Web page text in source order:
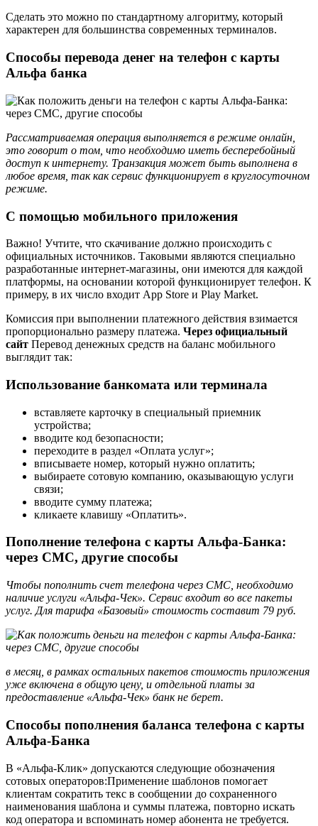
Сделать это можно по стандартному алгоритму, который
характерен для большинства современных терминалов.
Способы перевода денег на телефон с карты
Альфа банка
Рассматриваемая операция выполняется в режиме онлайн,
это говорит о том, что необходимо иметь бесперебойный
доступ к интернету. Транзакция может быть выполнена в
любое время, так как сервис функционирует в круглосуточном
режиме.
С помощью мобильного приложения
Важно! Учтите, что скачивание должно происходить с
официальных источников. Таковыми являются специально
разработанные интернет-магазины, они имеются для каждой
платформы, на основании которой функционирует телефон. К
примеру, в их число входит App Store и Play Market.
Комиссия при выполнении платежного действия взимается
пропорционально размеру платежа. Через официальный
сайт Перевод денежных средств на баланс мобильного
выглядит так:
Использование банкомата или терминала
вставляете карточку в специальный приемник
устройства;
вводите код безопасности;
переходите в раздел «Оплата услуг»;
вписываете номер, который нужно оплатить;
выбираете сотовую компанию, оказывающую услуги
связи;
вводите сумму платежа;
кликаете клавишу «Оплатить».
Пополнение телефона с карты Альфа-Банка:
через СМС, другие способы
Чтобы пополнить счет телефона через СМС, необходимо
наличие услуги «Альфа-Чек». Сервис входит во все пакеты
услуг. Для тарифа «Базовый» стоимость составит 79 руб.
в месяц, в рамках остальных пакетов стоимость приложения
уже включена в общую цену, и отдельной платы за
предоставление «Альфа-Чек» банк не берет.
Способы пополнения баланса телефона с карты
Альфа-Банка
В «Альфа-Клик» допускаются следующие обозначения
сотовых операторов:Применение шаблонов помогает
клиентам сократить текс в сообщении до сохраненного
наименования шаблона и суммы платежа, повторно искать
код оператора и вспоминать номер абонента не требуется.